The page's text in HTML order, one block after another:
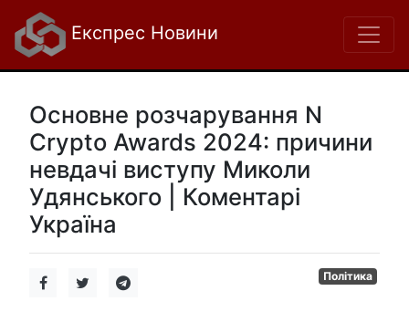
Експрес Новини
Основне розчарування N
Crypto Awards 2024: причини
невдачі виступу Миколи
Удянського | Коментарі
Україна
Політика